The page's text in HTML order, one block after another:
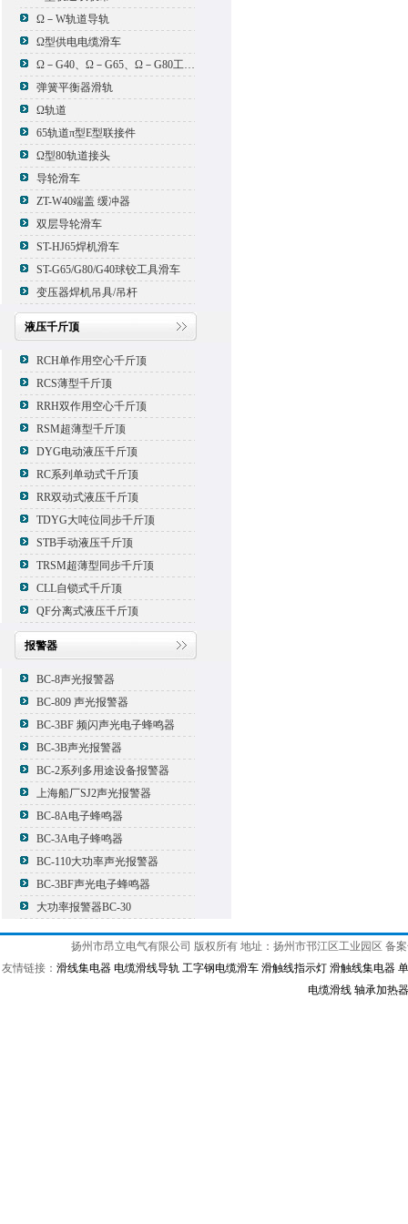
Ω－W轨道导轨
Ω型供电电缆滑车
Ω－G40、Ω－G65、Ω－G80工具滑车
弹簧平衡器滑轨
Ω轨道
65轨道π型E型联接件
Ω型80轨道接头
导轮滑车
ZT-W40端盖 缓冲器
双层导轮滑车
ST-HJ65焊机滑车
ST-G65/G80/G40球铰工具滑车
变压器焊机吊具/吊杆
液压千斤顶
RCH单作用空心千斤顶
RCS薄型千斤顶
RRH双作用空心千斤顶
RSM超薄型千斤顶
DYG电动液压千斤顶
RC系列单动式千斤顶
RR双动式液压千斤顶
TDYG大吨位同步千斤顶
STB手动液压千斤顶
TRSM超薄型同步千斤顶
CLL自锁式千斤顶
QF分离式液压千斤顶
报警器
BC-8声光报警器
BC-809 声光报警器
BC-3BF 频闪声光电子蜂鸣器
BC-3B声光报警器
BC-2系列多用途设备报警器
上海船厂SJ2声光报警器
BC-8A电子蜂鸣器
BC-3A电子蜂鸣器
BC-110大功率声光报警器
BC-3BF声光电子蜂鸣器
大功率报警器BC-30
扬州市昂立电气有限公司 版权所有 地址：扬州市邗江区工业园区 备
友情链接： 滑线集电器 电缆滑线导轨 工字钢电缆滑车 滑触线指示灯 滑触线集电器
电缆滑线 轴承加热器